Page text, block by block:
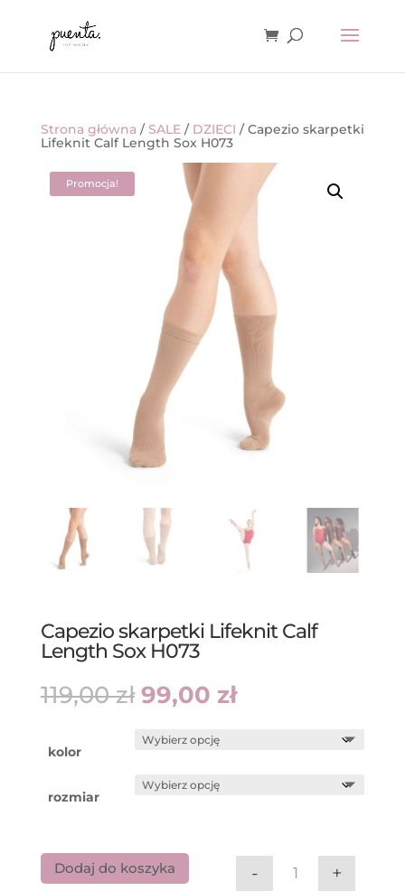
Strona główna / SALE/ DZIECI / Capezio skarpetki
Lifeknit Calf Length Sox H073
Promocja!
Capezio skarpetki Lifeknit Calf
Length Sox H073
119,00zł Pierwotna
cena
119,00 zł.
99,00 złAktualna
cena
kolor
rozmiar
ilość Capezio
- +
Dodaj do koszyka